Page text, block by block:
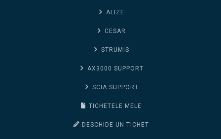
ALIZE
CESAR
STRUMIS
AX3000 SUPPORT
SCIA SUPPORT
TICHETELE MELE
DESCHIDE UN TICHET